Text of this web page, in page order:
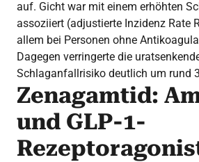
auf. Gicht war mit einem erhöhten
assoziiert (adjustierte Inzidenz Rate
allem bei Personen ohne
Dagegen verringerte die
Schlaganfallrisiko deutlich um rund
Zenagamtid:
und GLP-1-